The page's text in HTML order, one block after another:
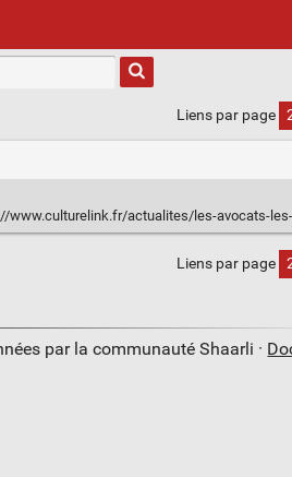
Liens par page
actualites/les-avocats-les-plus-en-vue-dans-
Liens par page
par la communauté Shaarli ·